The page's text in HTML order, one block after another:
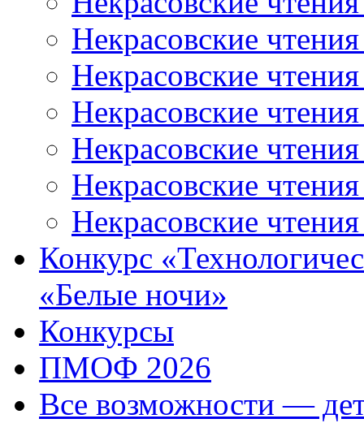
Некрасовские
Некрасовские
Некрасовские
Некрасовские
Некрасовские
Некрасовские
Конкурс
«Белые ночи»
Конкурсы
ПМОФ 2026
Все возможности —